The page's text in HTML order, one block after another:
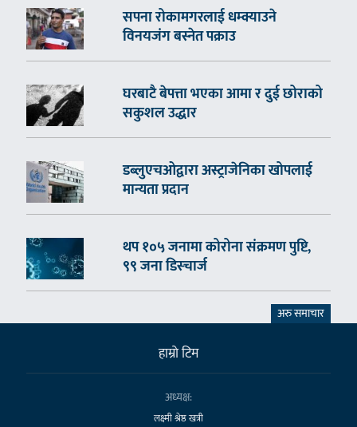
सपना रोकामगरलाई धम्क्याउने
विनयजंग बस्नेत पक्राउ
घरबाटै बेपत्ता भएका आमा र दुई छोराको
सकुशल उद्धार
डब्लुएचओद्वारा अस्ट्राजेनिका खोपलाई
मान्यता प्रदान
थप १०५ जनामा कोरोना संक्रमण पुष्टि,
९९ जना डिस्चार्ज
अरु समाचार
हाम्राे टिम
अध्यक्ष:
लक्ष्मी श्रेष्ठ खत्री